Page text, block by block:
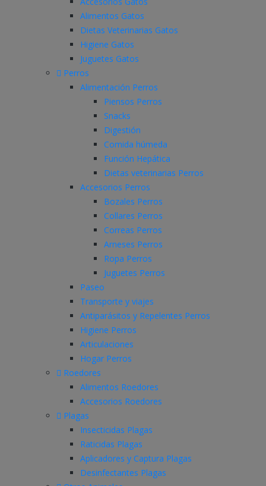
Alimentos Gatos
Dietas Veterinarias Gatos
Higiene Gatos
Juguetes Gatos
Perros
Alimentación Perros
Piensos Perros
Snacks
Digestión
Comida húmeda
Función Hepática
Dietas veterinarias Perros
Accesorios Perros
Bozales Perros
Collares Perros
Correas Perros
Arneses Perros
Ropa Perros
Juguetes Perros
Paseo
Transporte y viajes
Antiparásitos y Repelentes Perros
Higiene Perros
Articulaciones
Hogar Perros
Roedores
Alimentos Roedores
Accesorios Roedores
Plagas
Insecticidas Plagas
Raticidas Plagas
Aplicadores y Captura Plagas
Desinfectantes Plagas